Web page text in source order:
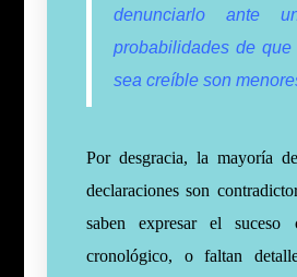
denunciarlo ante
probabilidades de que
sea creíble son
Por desgracia, la mayoría
declaraciones son
saben expresar el suceso
cronológico, o faltan